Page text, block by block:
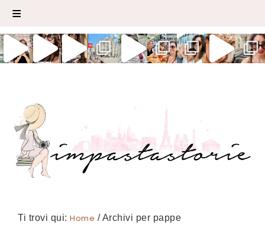
Ti trovi qui: Home /Archivi per pappe